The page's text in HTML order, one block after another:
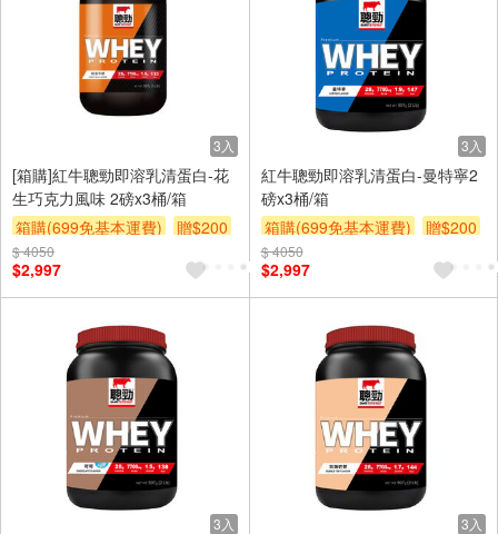
3入
[箱購]紅牛聰勁即溶乳清蛋白-花
生巧克力風味 2磅x3桶/箱
箱購(699免基本運費)
贈$200
$ 4050
$2,997
3入
紅牛聰勁即溶乳清蛋白-曼特寧2
磅x3桶/箱
箱購(699免基本運費)
贈$200
$ 4050
$2,997
3入 3入